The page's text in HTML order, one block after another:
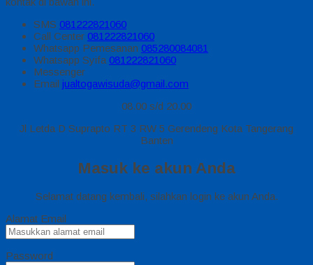
SMS 081222821060
Call Center 081222821060
Whatsapp Pemesanan 085280084081
Whatsapp Syifa 081222821060
Messenger
Email jualtogawisuda@gmail.com
08.00 s/d 20.00
Jl Letda D Suprapto RT 3 RW 5 Gerendeng Kota Tangerang
Banten
Masuk ke akun Anda
Selamat datang kembali, silahkan login ke akun Anda.
Alamat Email
Password